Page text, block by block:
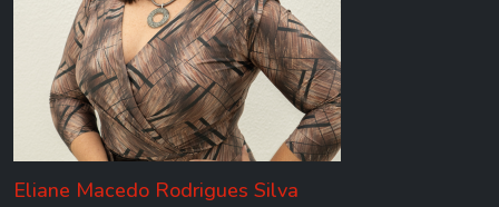
Eliane Macedo Rodrigues Silva